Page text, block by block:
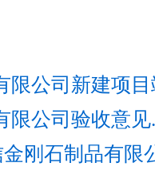
限公司新建项
限公司验收意见
刚石制品有